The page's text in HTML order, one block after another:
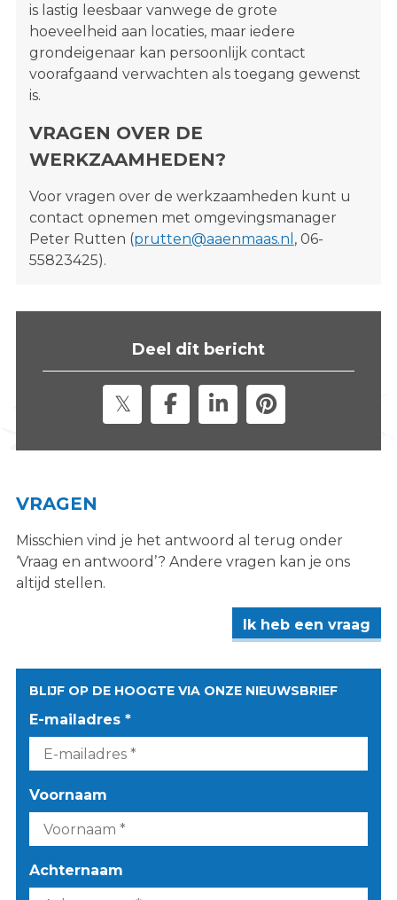
is lastig leesbaar vanwege de grote
hoeveelheid aan locaties, maar iedere
grondeigenaar kan persoonlijk contact
voorafgaand verwachten als toegang gewenst
is.
VRAGEN OVER DE
WERKZAAMHEDEN?
Voor vragen over de werkzaamheden kunt u
contact opnemen met omgevingsmanager
Peter Rutten (prutten@aaenmaas.nl , 06-
55823425).
Deel dit bericht
VRAGEN
Misschien vind je het antwoord al terug onder
‘Vraag en antwoord’? Andere vragen kan je ons
altijd stellen.
Ik heb een vraag
BLIJF OP DE HOOGTE VIA ONZE NIEUWSBRIEF
E-mailadres *
Voornaam
Achternaam